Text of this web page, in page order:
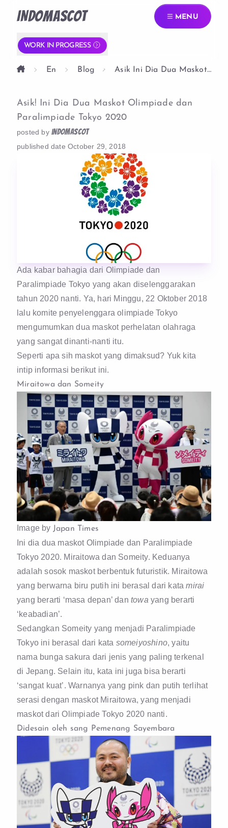
INDOMASCOT MENU
WORK IN PROGRESS
En Blog
Asik Ini Dia Dua Maskot
Asik! Ini Dia Dua Maskot Olimpiade dan
Paralimpiade Tokyo 2020
posted by indomascot
published date October 29, 2018
Ada kabar bahagia dari Olimpiade dan
Paralimpiade Tokyo yang akan diselenggarakan
tahun 2020 nanti. Ya, hari Minggu, 22 Oktober 2018
lalu komite penyelenggara olimpiade Tokyo
mengumumkan dua maskot perhelatan olahraga
yang sangat dinanti-nanti itu.
Seperti apa sih maskot yang dimaksud? Yuk kita
intip informasi berikut ini.
Miraitowa dan Someity
Image by Japan Times
Ini dia dua maskot Olimpiade dan Paralimpiade
Tokyo 2020. Miraitowa dan Someity. Keduanya
adalah sosok maskot berbentuk futuristik. Miraitowa
yang berwarna biru putih ini berasal dari katamirai
yang berarti ‘masa depan’ dan towa yang berarti
‘keabadian’.
Sedangkan Someity yang menjadi Paralimpiade
Tokyo ini berasal dari kata someiyoshino, yaitu
nama bunga sakura dari jenis yang paling terkenal
di Jepang. Selain itu, kata ini juga bisa berarti
‘sangat kuat’. Warnanya yang pink dan putih terlihat
serasi dengan maskot Miraitowa, yang menjadi
maskot dari Olimpiade Tokyo 2020 nanti.
Didesain oleh sang Pemenang Sayembara